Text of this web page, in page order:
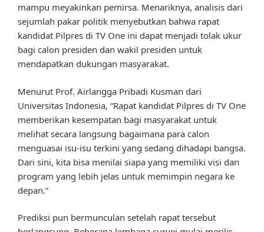
mampu meyakinkan pemirsa. Menariknya, analisis dari
sejumlah pakar politik menyebutkan bahwa rapat
kandidat Pilpres di TV One ini dapat menjadi tolak ukur
bagi calon presiden dan wakil presiden untuk
mendapatkan dukungan masyarakat.
Menurut Prof. Airlangga Pribadi Kusman dari
Universitas Indonesia, “Rapat kandidat Pilpres di TV One
memberikan kesempatan bagi masyarakat untuk
melihat secara langsung bagaimana para calon
menguasai isu-isu terkini yang sedang dihadapi bangsa.
Dari sini, kita bisa menilai siapa yang memiliki visi dan
program yang lebih jelas untuk memimpin negara ke
depan.”
Prediksi pun bermunculan setelah rapat tersebut